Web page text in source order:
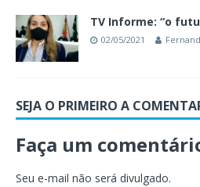
TV Informe: “o
02/05/2021
SEJA O PRIMEIRO A
Faça um
Seu e-mail não será divulgado.